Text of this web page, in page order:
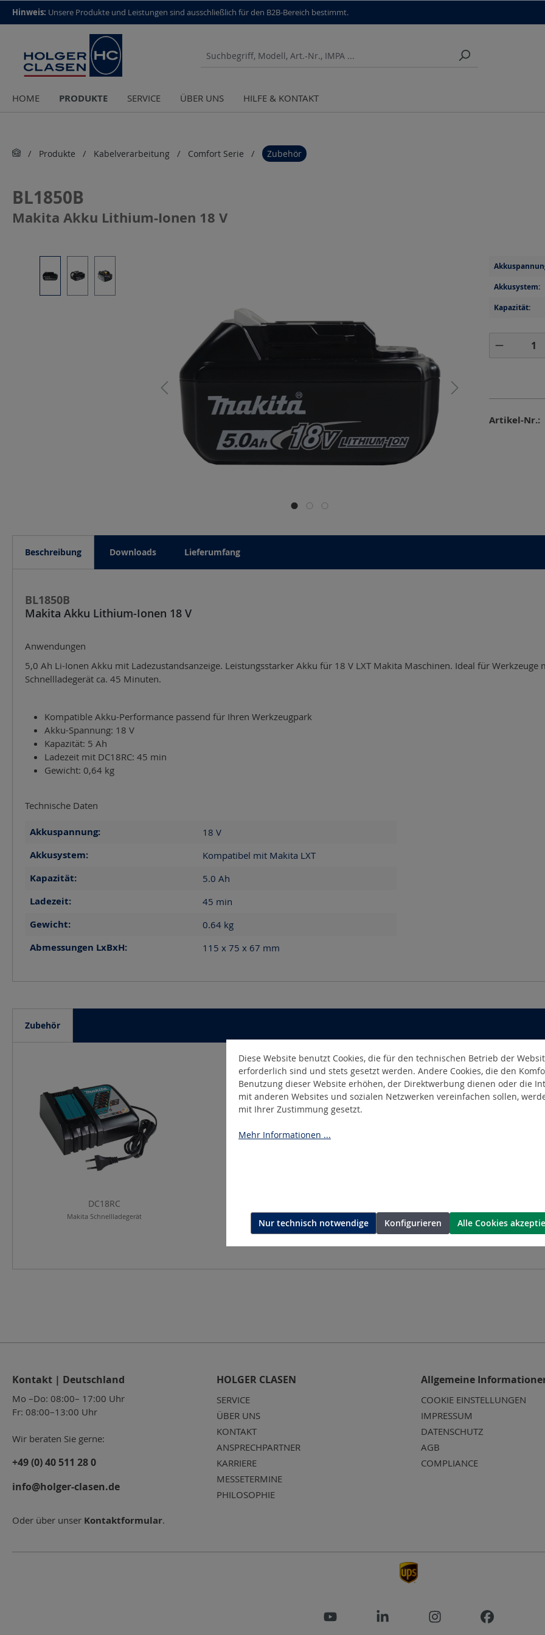
top scroll helper
Hinweis: Unsere Produkte und Leistungen sind aus­schließlich für den B2B-Bereich bestimmt.
HOME PRODUKTE SERVICE ÜBER UNS HILFE & KONTAKT
Produkte Kabelverarbeitung Comfort Serie Zubehör
BL1850B
Makita Akku Lithium-Ionen 18 V
Akkusystem:
Kapazität:
Artikel-Nr.:
Beschreibung Downloads Lieferumfang
BL1850B
Makita Akku Lithium-Ionen 18 V
Anwendungen
5,0 Ah Li-Ionen Akku mit Ladezustandsanzeige. Leistungsstarker Akku für 18 V LXT Makita Maschinen. Ideal für
Schnellladegerät ca. 45 Minuten.
Kompatible Akku-Performance passend für Ihren Werkzeugpark
Akku-Spannung: 18 V
Kapazität: 5 Ah
Ladezeit mit DC18RC: 45 min
Gewicht: 0,64 kg
Technische Daten
Akkuspannung: 18 V
Akkusystem: Kompatibel mit Makita LXT
Kapazität: 5.0 Ah
Ladezeit: 45 min
Gewicht: 0.64 kg
Abmessungen LxBxH: 115 x 75 x 67 mm
Zubehör
DC18RC
Makita Schnellladegerät
Kontakt | Deutschland
Mo –Do: 08:00– 17:00 Uhr
Fr: 08:00–13:00 Uhr
Wir beraten Sie gerne:
+49 (0) 40 511 28 0
info@holger-clasen.de
Oder über unser Kontaktformular.
HOLGER CLASEN
SERVICE
ÜBER UNS
KONTAKT
ANSPRECHPARTNER
KARRIERE
MESSETERMINE
PHILOSOPHIE
Allgemeine
COOKIE EINSTELLUNGEN
IMPRESSUM
DATENSCHUTZ
AGB
COMPLIANCE
Diese Website benutzt Cookies, die für den technischen Betrieb der
erforderlich sind und stets gesetzt werden. Andere Cookies, die den
Benutzung dieser Website erhöhen, der Direktwerbung dienen oder die
mit anderen Websites und sozialen Netzwerken vereinfachen sollen,
mit Ihrer Zustimmung gesetzt.
Mehr Informationen ...
Nur technisch notwendige Konfigurieren Alle Cookies